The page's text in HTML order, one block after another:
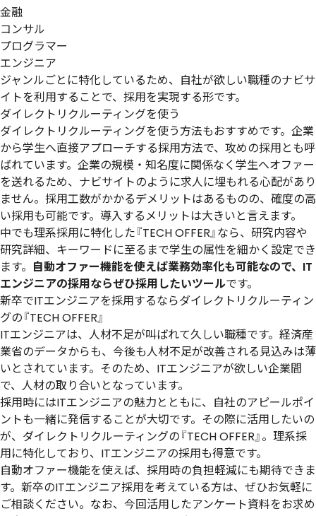
金融
コンサル
プログラマー
エンジニア
ジャンルごとに特化しているため、自社が欲しい職種のナビサ
イトを利用することで、採用を実現する形です。
ダイレクトリクルーティングを使う
ダイレクトリクルーティングを使う方法もおすすめです。企業
から学生へ直接アプローチする採用方法で、攻めの採用とも呼
ばれています。企業の規模・知名度に関係なく学生へオファー
を送れるため、ナビサイトのように求人に埋もれる心配があり
ません。採用工数がかかるデメリットはあるものの、確度の高
い採用も可能です。導入するメリットは大きいと言えます。
中でも理系採用に特化した『TECH OFFER』なら、研究内容や
研究詳細、キーワードに至るまで学生の属性を細かく設定でき
ます。 自動オファー機能を使えば業務効率化も可能なので、IT
エンジニアの採用ならぜひ採用したいツールです。
新卒でITエンジニアを採用するならダイレクトリクルーティン
グの『TECH OFFER』
ITエンジニアは、人材不足が叫ばれて久しい職種です。経済産
業省のデータからも、今後も人材不足が改善される見込みは薄
いとされています。そのため、ITエンジニアが欲しい企業間
で、人材の取り合いとなっています。
採用時にはITエンジニアの魅力とともに、自社のアピールポイ
ントも一緒に発信することが大切です。その際に活用したいの
が、ダイレクトリクルーティングの『TECH OFFER』。理系採
用に特化しており、ITエンジニアの採用も得意です。
自動オファー機能を使えば、採用時の負担軽減にも期待できま
す。新卒のITエンジニア採用を考えている方は、ぜひお気軽に
ご相談ください。なお、今回活用したアンケート資料をお求め